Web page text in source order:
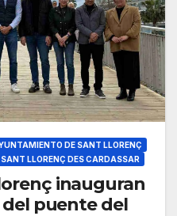
DE SANT LLORENÇ
SANT LLORENÇ DES CARDASSAR
inauguran
puente del